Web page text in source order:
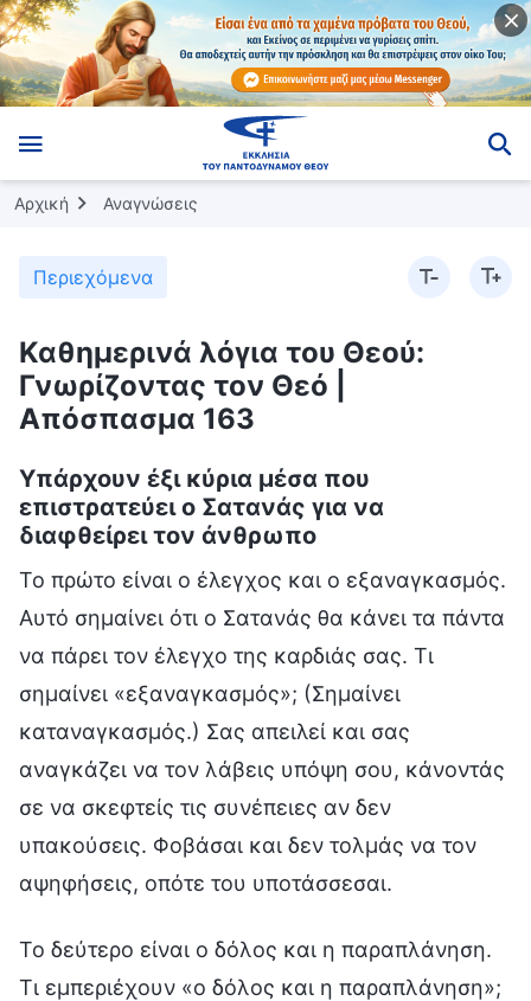
Αρχική Αναγνώσεις
Περιεχόμενα
Καθημερινά λόγια του Θεού:
Γνωρίζοντας τον Θεό |
Απόσπασμα 163
Υπάρχουν έξι κύρια μέσα που
επιστρατεύει ο Σατανάς για να
διαφθείρει τον άνθρωπο
Το πρώτο είναι ο έλεγχος και ο εξαναγκασμός.
Αυτό σημαίνει ότι ο Σατανάς θα κάνει τα πάντα
να πάρει τον έλεγχο της καρδιάς σας. Τι
σημαίνει «εξαναγκασμός»; (Σημαίνει
καταναγκασμός.) Σας απειλεί και σας
αναγκάζει να τον λάβεις υπόψη σου, κάνοντάς
σε να σκεφτείς τις συνέπειες αν δεν
υπακούσεις. Φοβάσαι και δεν τολμάς να τον
αψηφήσεις, οπότε του υποτάσσεσαι.
Το δεύτερο είναι ο δόλος και η παραπλάνηση.
Τι εμπεριέχουν «ο δόλος και η παραπλάνηση»;